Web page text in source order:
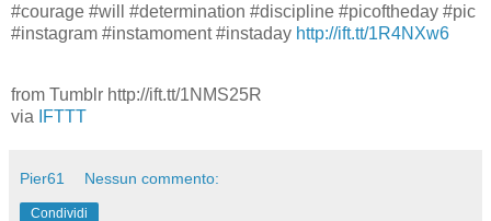
#courage #will #determination #discipline #picoftheday #pic
#instagram #instamoment #instaday http://ift.tt/1R4NXw6
from Tumblr http://ift.tt/1NMS25R
via
IFTTT
Pier61 Nessun commento:
Condividi